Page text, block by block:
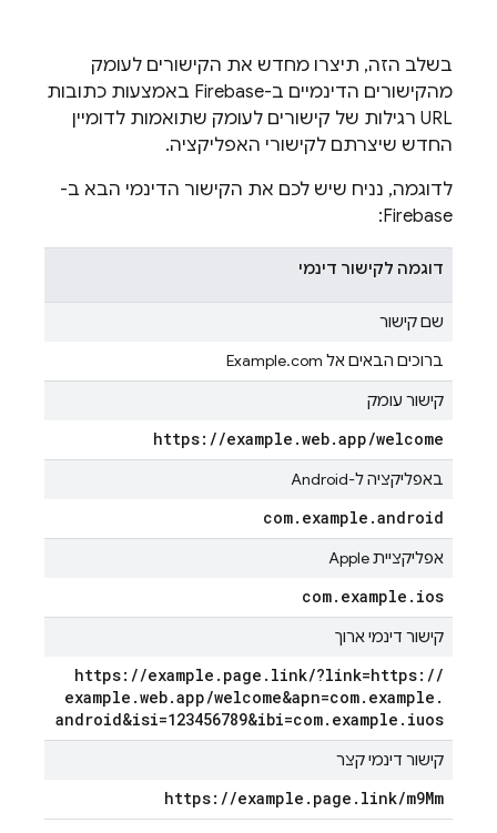
בשלב הזה, תיצרו מחדש את הקישורים לעומק
מהקישורים הדינמיים ב-Firebase באמצעות כתובות
URL רגילות של קישורים לעומק שתואמות לדומיין
החדש שיצרתם לקישורי האפליקציה.
לדוגמה, נניח שיש לכם את הקישור הדינמי הבא ב-
Firebase:
דוגמה לקישור דינמי
שם קישור
ברוכים הבאים אל Example.com
קישור עומק
https: //example .web.app/welcome
באפליקציה ל-Android
com. example .android
אפליקציית Apple
com. example . ios
קישור דינמי ארוך
https: //example . page . link/?link=https: //
example .web.app/welcome&apn=com. example .
android&isi=123456789&ibi=com. example . iuos
קישור דינמי קצר
https: //example . page . link/m9Mm